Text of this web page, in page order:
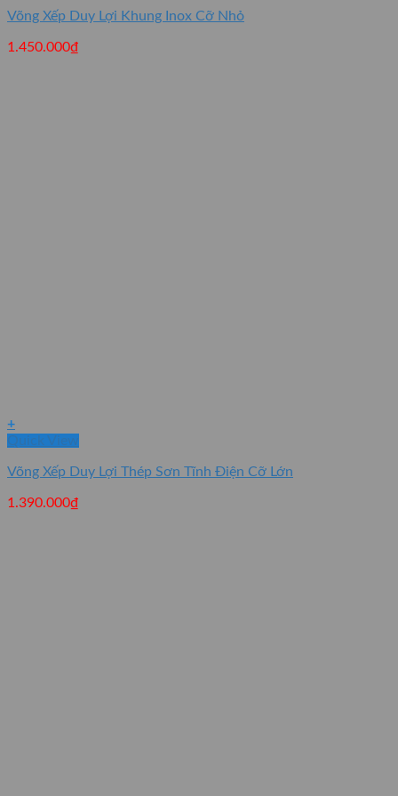
Võng Xếp Duy Lợi Khung Inox Cỡ Nhỏ
1.450.000₫
+
Quick View
Võng Xếp Duy Lợi Thép Sơn Tĩnh Điện Cỡ Lớn
1.390.000₫